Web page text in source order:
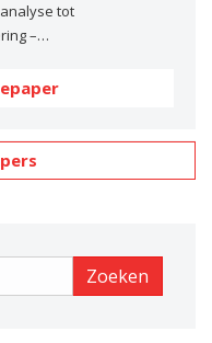
tot
–…
Zoeken